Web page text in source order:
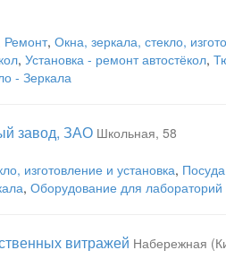
Ремонт, Окна, зеркала, стекло,
, Установка - ремонт автостёкол,
- Зеркала
завод, ЗАО Школьная, 58
изготовление и установка, Посуда
, Оборудование для лабораторий
витражей Набережная